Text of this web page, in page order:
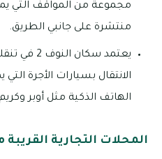
مجموعة من المواقف التي
منتشرة على جانبي الطريق.
يعتمد
الانتقال بسيارات الأجرة
الهاتف الذكية مثل أوبر
المحلات التجارية القريبة من